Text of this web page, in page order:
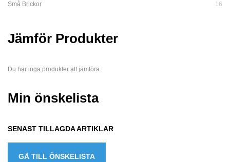
Små Brickor 16
Jämför Produkter
Du har inga produkter att jämföra.
Min önskelista
SENAST TILLAGDA ARTIKLAR
GÅ TILL ÖNSKELISTA